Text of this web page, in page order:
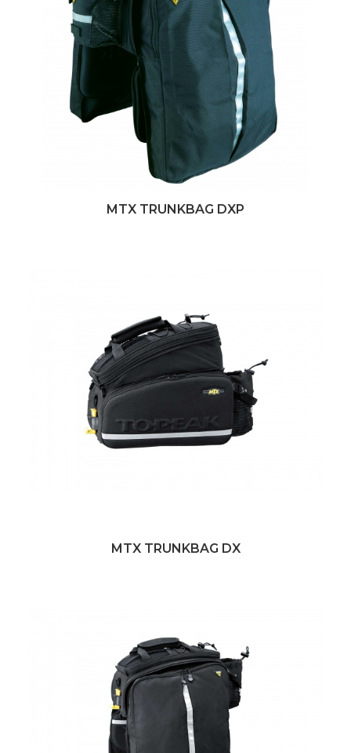
MTX TRUNKBAG DXP
MTX TRUNKBAG DX